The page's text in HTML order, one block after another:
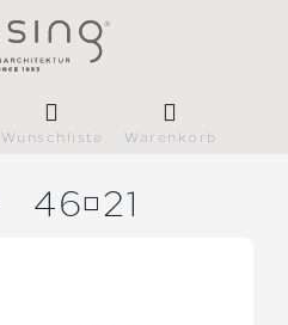
Wunschliste Warenkorb
4621